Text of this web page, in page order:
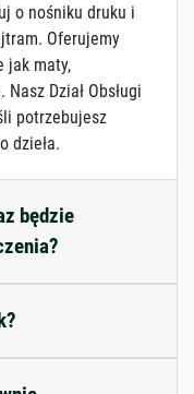
o nośniku druku i
Oferujemy
jak maty,
Dział Obsługi
potrzebujesz
dzieła.
będzie